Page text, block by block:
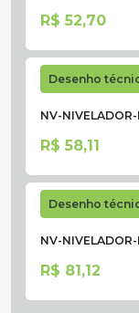
R$ 52,70
Desenho
NV-
R$ 58,11
Desenho
NV-
R$ 81,12